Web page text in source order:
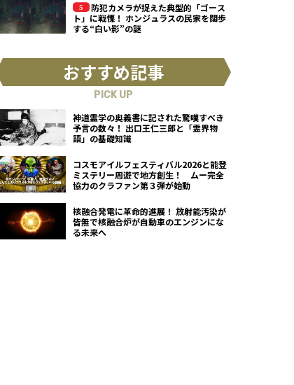
防犯カメラが捉えた典型的「ゴース
ト」に戦慄！ ホンジュラスの民家を闊歩
する“白い影”の謎
おすすめ記事
PICK UP
神道霊学の奥義書に記された驚嘆すべき
予言の数々！ 出口王仁三郎と「霊界物
語」の基礎知識
コスモアイルフェスティバル2026と能登
ミステリー周遊で地方創生！ ムー完全
協力のクラファン第３弾が始動
核融合発電に革命的進展！ 放射能汚染が
皆無で核融合炉が自動車のエンジンにな
る未来へ